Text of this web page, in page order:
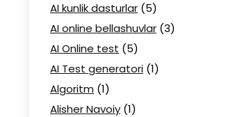
AI kunlik dasturlar (5)
AI online bellashuvlar (3)
AI Online test (5)
AI Test generatori (1)
Algoritm (1)
Alisher Navoiy (1)